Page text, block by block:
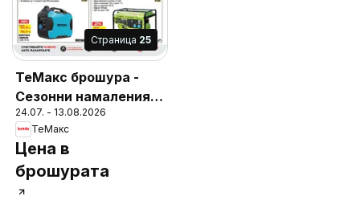
Cтраница 25
ТеMакс брошура -
Сезонни намаления с
до -60%
24.07. - 13.08.2026
ТеMакс
Цена в
брошурата